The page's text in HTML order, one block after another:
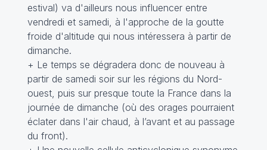
estival) va d'ailleurs nous influencer entre
vendredi et samedi, à l'approche de la goutte
froide d'altitude qui nous intéressera à partir de
dimanche.
+ Le temps se dégradera donc de nouveau à
partir de samedi soir sur les régions du Nord-
ouest, puis sur presque toute la France dans la
journée de dimanche (où des orages pourraient
éclater dans l'air chaud, à l’avant et au passage
du front).